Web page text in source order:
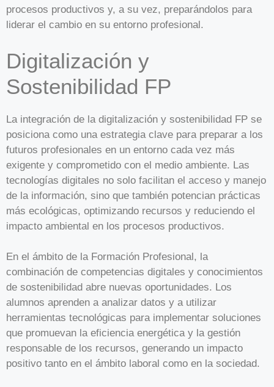
procesos productivos y, a su vez, preparándolos para
liderar el cambio en su entorno profesional.
Digitalización y
Sostenibilidad FP
La integración de la digitalización y sostenibilidad FP se
posiciona como una estrategia clave para preparar a los
futuros profesionales en un entorno cada vez más
exigente y comprometido con el medio ambiente. Las
tecnologías digitales no solo facilitan el acceso y manejo
de la información, sino que también potencian prácticas
más ecológicas, optimizando recursos y reduciendo el
impacto ambiental en los procesos productivos.
En el ámbito de la Formación Profesional, la
combinación de competencias digitales y conocimientos
de sostenibilidad abre nuevas oportunidades. Los
alumnos aprenden a analizar datos y a utilizar
herramientas tecnológicas para implementar soluciones
que promuevan la eficiencia energética y la gestión
responsable de los recursos, generando un impacto
positivo tanto en el ámbito laboral como en la sociedad.